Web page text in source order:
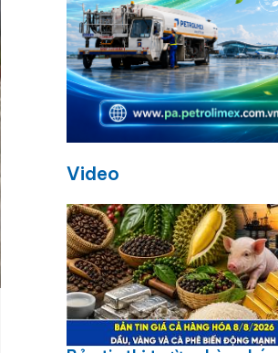
Video